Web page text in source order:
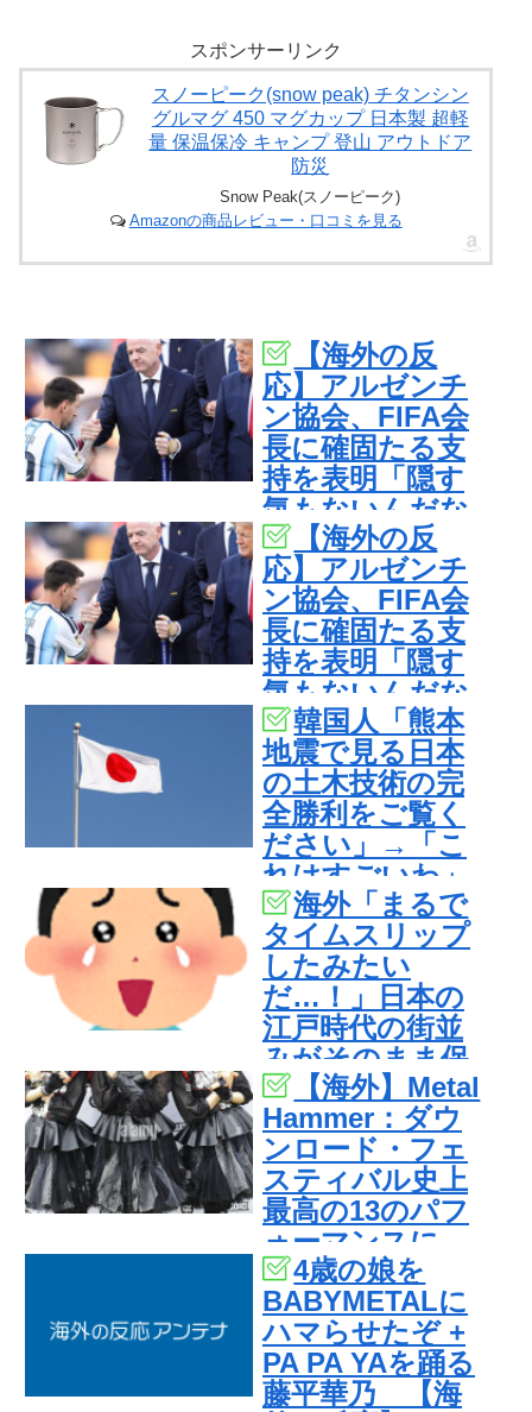
スポンサーリンク
スノーピーク(snow peak) チタンシン
グルマグ 450 マグカップ 日本製 超軽
量 保温保冷 キャンプ 登山 アウトドア
防災
Snow Peak(スノーピーク)
Amazonの商品レビュー・口コミを見る
【海外の反
応】アルゼンチ
ン協会、FIFA会
長に確固たる支
持を表明「隠す
気もないんだな
ｗ」【海外の反
応】アルゼンチ
ン協会、FIFA会
長に確固たる支
持を表明「隠す
気もないんだな
ｗ」韓国人「熊本
地震で見る日本
の土木技術の完
全勝利をご覧く
ださい」→「こ
れはすごいわ」
「こういうのを
見ると日本人は
何か適当に作る
感じがしな
い・・・」「あ
れがまさに経験
値である」
海外「まるで
タイムスリップ
したみたい
だ…！」日本の
江戸時代の街並
みがそのまま保
存されている貴
重な場所と
は・・・？【海
外の反応】
【海外】Metal
Hammer：ダウ
ンロード・フェ
スティバル史上
最高の13のパフ
ォーマンスに
BABYMETAL
4歳の娘を
BABYMETALに
ハマらせたぞ +
PA PA YAを踊る
藤平華乃 【海